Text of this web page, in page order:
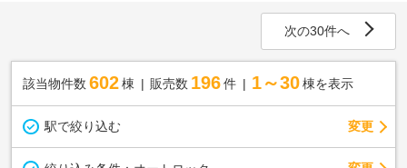
次の30件へ
該当物件数 602棟 販売数 196 件 1～30 棟を表示
駅で絞り込む 変更